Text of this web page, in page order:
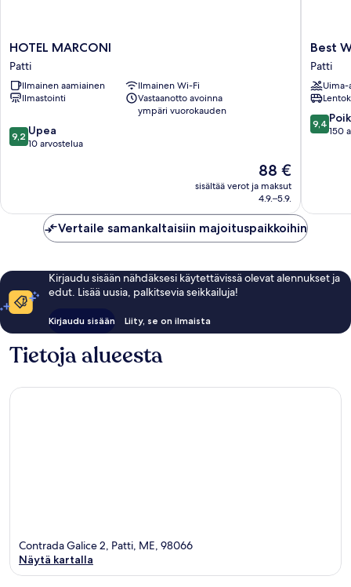
HOTEL
MARCONI
Patti
HOTEL MARCONI
Patti
Ilmainen aamiainen
Ilmainen Wi-Fi
Ilmastointi
Vastaanotto avoinna
ympäri vuorokauden
9.2
kautta
9,2 Upea
10 arvostelua
Hinta
88 €
88 €
sisältää verot ja maksut
4.9.–5.9.
Best
Western
Plus
Hotel
Terre
di
Eolo
Best
Patti
Uima-
9.4
kautta
9,4
150
Vertaile samankaltaisiin majoituspaikkoihin
Kirjaudu sisään nähdäksesi käytettävissä olevat alennukset ja
edut. Lisää uusia, palkitsevia seikkailuja!
Kirjaudu sisään Liity, se on ilmaista
Tietoja alueesta
Contrada Galice 2, Patti, ME, 98066
Näytä kartalla